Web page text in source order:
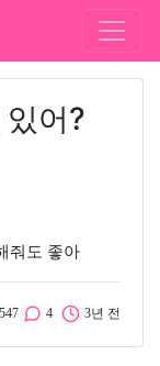
어?
줘도 좋아
547 4 3년 전